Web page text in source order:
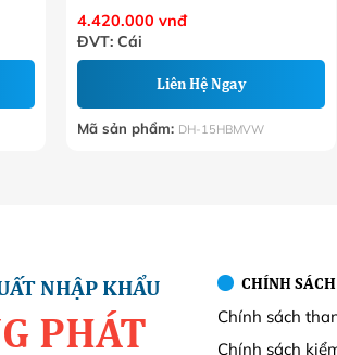
4.420.000vnđ
ĐVT: Cái
Liên Hệ Ngay
Mã sản phẩm: DH-15HBMVW
NHẬP KHẨU
PHÁT
CHÍNH SÁCH
Chính sách
Chính sách